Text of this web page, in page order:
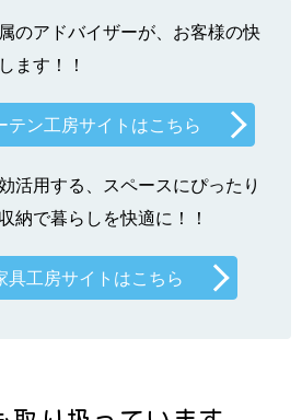
のアドバイザーが、お客様の快
ます！！
テン工房サイトはこちら
活用する、スペースにぴったり
納で暮らしを快適に！！
具工房サイトはこちら